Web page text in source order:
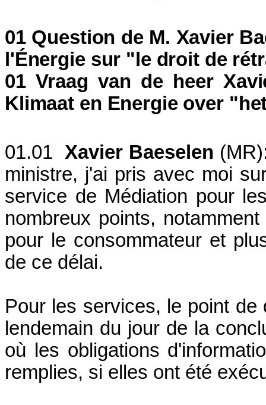
01 Question de M. Xavier
l'Énergie sur "le droit de
01 Vraag van de heer
Klimaat en Energie over
01.01 Xavier Baeselen
ministre, j'ai pris avec moi
service de Médiation pour
nombreux points,
pour le consommateur et
de ce délai.
Pour les services, le point
lendemain du jour de la
où les obligations
remplies, si elles ont été